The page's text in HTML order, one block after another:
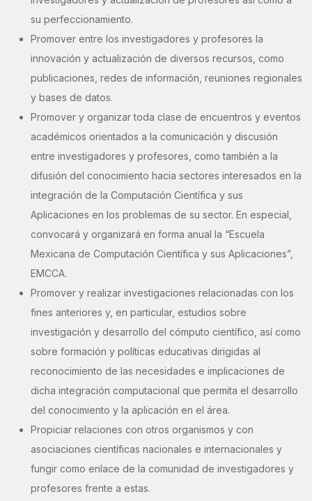
su perfeccionamiento.
Promover entre los investigadores y profesores la
innovación y actualización de diversos recursos, como
publicaciones, redes de información, reuniones regionales
y bases de datos.
Promover y organizar toda clase de encuentros y eventos
académicos orientados a la comunicación y discusión
entre investigadores y profesores, como también a la
difusión del conocimiento hacia sectores interesados en la
integración de la Computación Científica y sus
Aplicaciones en los problemas de su sector. En especial,
convocará y organizará en forma anual la “Escuela
Mexicana de Computación Científica y sus Aplicaciones”,
EMCCA.
Promover y realizar investigaciones relacionadas con los
fines anteriores y, en particular, estudios sobre
investigación y desarrollo del cómputo científico, así como
sobre formación y políticas educativas dirigidas al
reconocimiento de las necesidades e implicaciones de
dicha integración computacional que permita el desarrollo
del conocimiento y la aplicación en el área.
Propiciar relaciones con otros organismos y con
asociaciones científicas nacionales e internacionales y
fungir como enlace de la comunidad de investigadores y
profesores frente a estas.